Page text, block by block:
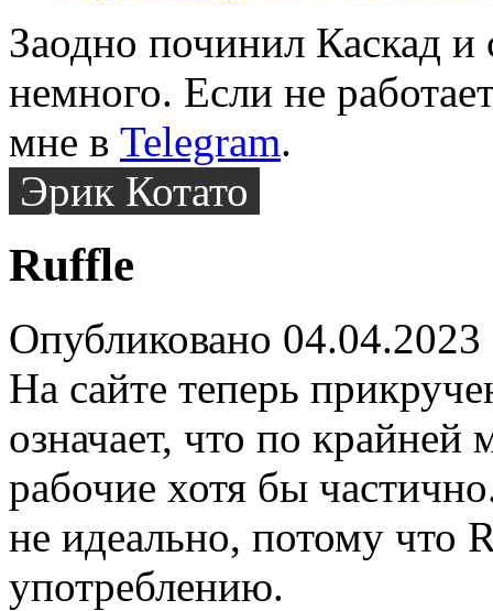
Заодно починил Каскад и
немного. Если не
мне в Telegram.
Эрик Котато
Ruffle
Опубликовано 04.04.2023
На сайте теперь
означает, что по
рабочие хотя бы
не идеально, потому что
употреблению.